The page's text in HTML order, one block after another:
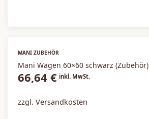
MANI ZUBEHÖR
Mani Wagen 60×60 schwarz (Zubehör)
66,64 € inkl. MwSt.
zzgl. Versandkosten